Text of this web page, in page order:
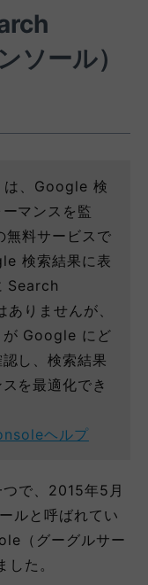
ソール）
、Google 検
マンスを監
料サービスで
検索結果に表
Search
りませんが、
が Google にど
し、検索結果
を最適化でき
ヘルプ
で、2015年5月
ルと呼ばれてい
（グーグルサー
た。